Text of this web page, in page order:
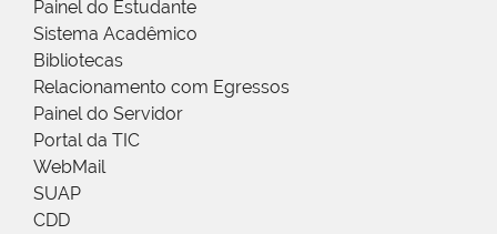
Painel do Estudante
Sistema Acadêmico
Bibliotecas
Relacionamento com Egressos
Painel do Servidor
Portal da TIC
WebMail
SUAP
CDD